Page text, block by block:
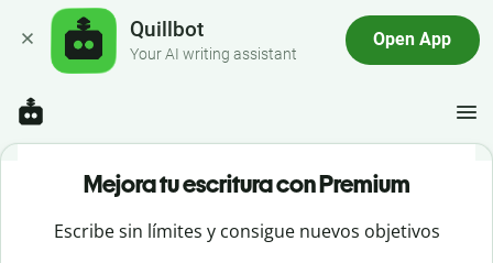
Quillbot
Your AI writing assistant
Open App
Mejora tu escritura con Premium
Escribe sin límites y consigue nuevos objetivos